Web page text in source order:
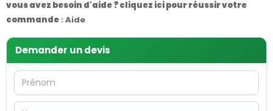
vous avez besoin d'aide ? cliquez ici pour réussir votre
commande : Aide
Demander un devis